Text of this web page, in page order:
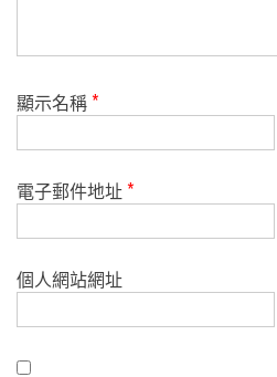
顯示名稱*
電子郵件地址*
個人網站網址